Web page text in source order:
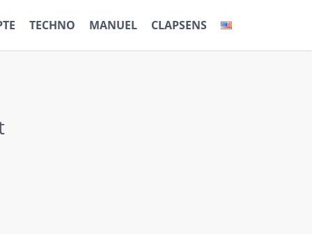
TECHNO MANUEL CLAPSENS